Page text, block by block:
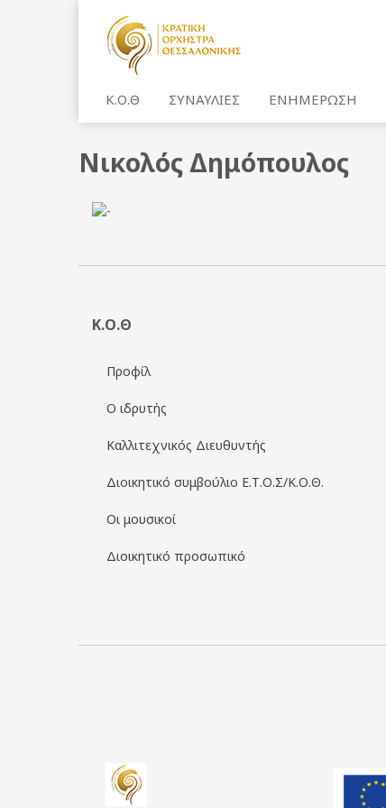
Κ.Ο.Θ ΣΥΝΑΥΛΙΕΣ ΕΝΗΜΕΡΩΣΗ
Νικολός Δημόπουλος
Κ.Ο.Θ
Προφίλ
Ο ιδρυτής
Καλλιτεχνικός Διευθυντής
Διοικητικό συμβούλιο Ε.Τ.Ο.Σ/Κ.Ο.Θ.
Οι μουσικοί
Διοικητικό προσωπικό